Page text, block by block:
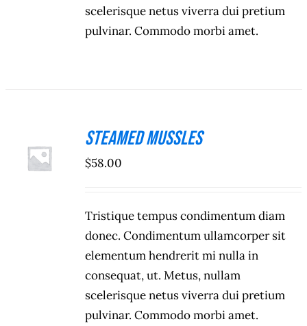
scelerisque netus viverra dui pretium
pulvinar. Commodo morbi amet.
ADICIONAR
/
Steamed Mussles
$58.00
Tristique tempus condimentum diam
donec. Condimentum ullamcorper sit
elementum hendrerit mi nulla in
consequat, ut. Metus, nullam
scelerisque netus viverra dui pretium
pulvinar. Commodo morbi amet.